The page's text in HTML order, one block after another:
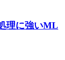
理に強いML